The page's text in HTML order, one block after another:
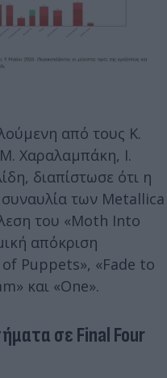
από τους Κ.
Χαραλαμπάκη, Ι.
διαπίστωσε ότι η
των Metallica
του «Moth Into
απόκριση
Puppets», «Fade to
και «One».
σε Final Four